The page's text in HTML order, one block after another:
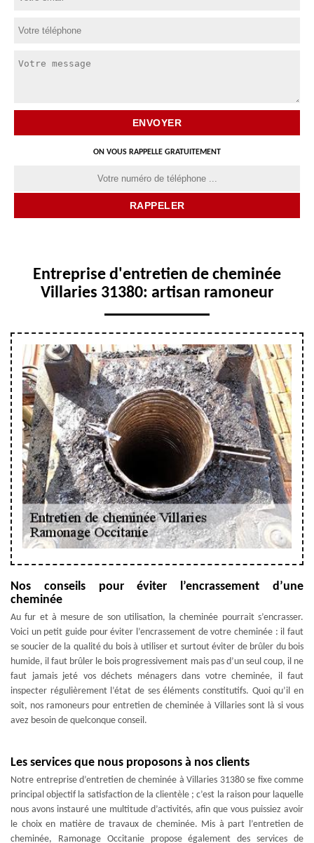
ON VOUS RAPPELLE GRATUITEMENT
Entreprise d'entretien de cheminée
Villaries 31380: artisan ramoneur
Nos conseils pour éviter l’encrassement d’une
cheminée
Au fur et à mesure de son utilisation, la cheminée pourrait s’encrasser.
Voici un petit guide pour éviter l’encrassement de votre cheminée : il faut
se soucier de la qualité du bois à utiliser et surtout éviter de brûler du bois
humide, il faut brûler le bois progressivement mais pas d’un seul coup, il ne
faut jamais jeté vos déchets ménagers dans votre cheminée, il faut
inspecter régulièrement l’état de ses éléments constitutifs. Quoi qu’il en
soit, nos ramoneurs pour entretien de cheminée à Villaries sont là si vous
avez besoin de quelconque conseil.
Les services que nous proposons à nos clients
Notre entreprise d’entretien de cheminée à Villaries 31380 se fixe comme
principal objectif la satisfaction de la clientèle ; c’est la raison pour laquelle
nous avons instauré une multitude d’activités, afin que vous puissiez avoir
le choix en matière de travaux de cheminée. Mis à part l’entretien de
cheminée, Ramonage Occitanie propose également des services de